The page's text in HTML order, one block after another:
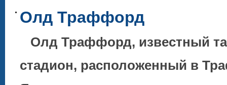
Олд Траффорд
Олд Траффорд, известный
стадион, расположенный в